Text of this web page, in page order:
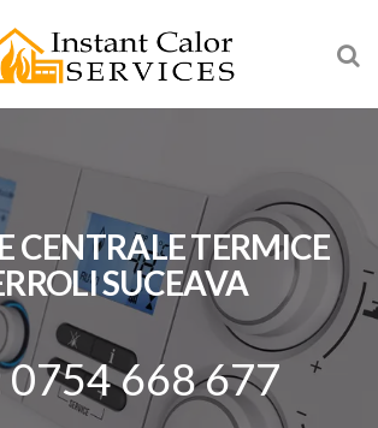
CENTRALE TERMICE
SUCEAVA
0754 668 677